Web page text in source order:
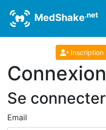
MedShake.net
Inscription
Connexion
Se connecter
Email